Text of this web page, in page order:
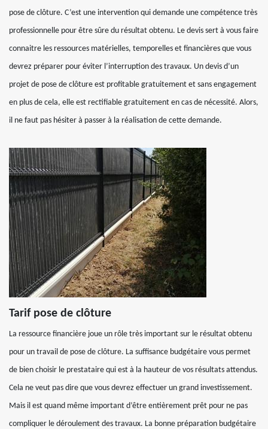
pose de clôture. C’est une intervention qui demande une compétence très
professionnelle pour être sûre du résultat obtenu. Le devis sert à vous faire
connaitre les ressources matérielles, temporelles et financières que vous
devrez préparer pour éviter l’interruption des travaux. Un devis d’un
projet de pose de clôture est profitable gratuitement et sans engagement
en plus de cela, elle est rectifiable gratuitement en cas de nécessité. Alors,
il ne faut pas hésiter à passer à la réalisation de cette demande.
Tarif pose de clôture
La ressource financière joue un rôle très important sur le résultat obtenu
pour un travail de pose de clôture. La suffisance budgétaire vous permet
de bien choisir le prestataire qui est à la hauteur de vos résultats attendus.
Cela ne veut pas dire que vous devrez effectuer un grand investissement.
Mais il est quand même important d’être entièrement prêt pour ne pas
compliquer le déroulement des travaux. La bonne préparation budgétaire